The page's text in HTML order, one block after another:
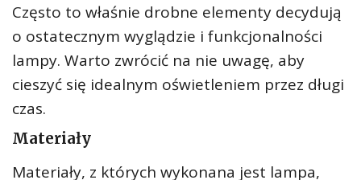
Często to właśnie drobne elementy decydują
o ostatecznym wyglądzie i funkcjonalności
lampy. Warto zwrócić na nie uwagę, aby
cieszyć się idealnym oświetleniem przez długi
czas.
Materiały
Materiały, z których wykonana jest lampa,